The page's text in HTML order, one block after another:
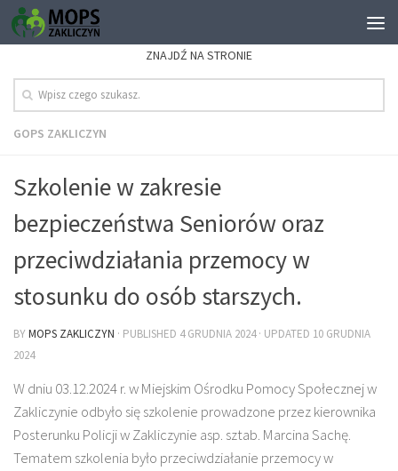
ZNAJDŹ NA STRONIE
GOPS ZAKLICZYN
Szkolenie w zakresie
bezpieczeństwa Seniorów oraz
przeciwdziałania przemocy w
stosunku do osób starszych.
BYMOPS ZAKLICZYN · PUBLISHED 4 GRUDNIA 2024· UPDATED 10 GRUDNIA
2024
W dniu 03.12.2024 r. w Miejskim Ośrodku Pomocy Społecznej w
Zakliczynie odbyło się szkolenie prowadzone przez kierownika
Posterunku Policji w Zakliczynie asp. sztab. Marcina Sachę.
Tematem szkolenia było przeciwdziałanie przemocy w